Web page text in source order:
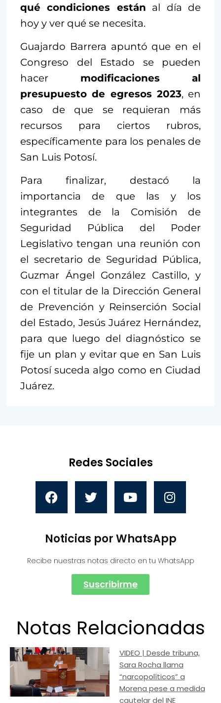
qué condiciones están al día de
hoy y ver qué se necesita.
Guajardo Barrera apuntó que en el
Congreso del Estado se pueden
hacer modificaciones al
presupuesto de egresos 2023, en
caso de que se requieran más
recursos para ciertos rubros,
específicamente para los penales de
San Luis Potosí.
Para finalizar, destacó la
importancia de que las y los
integrantes de la Comisión de
Seguridad Pública del Poder
Legislativo tengan una reunión con
el secretario de Seguridad Pública,
Guzmar Ángel González Castillo, y
con el titular de la Dirección General
de Prevención y Reinserción Social
del Estado, Jesús Juárez Hernández,
para que luego del diagnóstico se
fije un plan y evitar que en San Luis
Potosí suceda algo como en Ciudad
Juárez.
Redes Sociales
Noticias por WhatsApp
Recibe nuestras notas directo en tu WhatsApp
Suscribirme
Notas Relacionadas
VIDEO | Desde tribuna,
Sara Rocha llama
“narcopolíticos” a
Morena pese a medida
cautelar del INE